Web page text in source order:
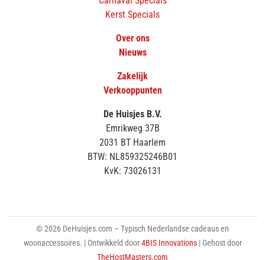
Kerst Specials
Over ons
Nieuws
Zakelijk
Verkooppunten
De Huisjes B.V.
Emrikweg 37B
2031 BT Haarlem
BTW: NL859325246B01
KvK: 73026131
© 2026 DeHuisjes.com – Typisch Nederlandse cadeaus en
woonaccessoires. | Ontwikkeld door4BIS Innovations | Gehost door
TheHostMasters.com